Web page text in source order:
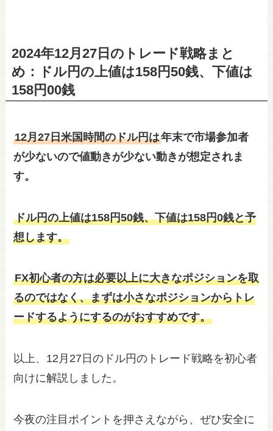
2024年12月27日のトレード戦略まと
め：ドル円の上値は158円50銭、下値は
158円00銭
12月27日米国時間のドル円は年末で市場参加者
が少ないので値動きが少ない動きが想定されま
す。
ドル円の上値は158円50銭、下値は158円0銭と予
想します。
FX初心者の方は必要以上に大きなポジションを取
るのではなく、まずは小さなポジションからトレ
ードするようにするのがおすすめです。
以上、12月27日のドル円のトレード戦略を初心者
向けに解説しました。
今夜の注目ポイントを押さえながら、ぜひ安全に